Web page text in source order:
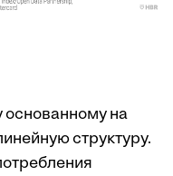
основанному на
структуру.